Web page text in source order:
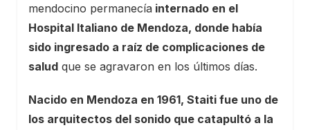
mendocino permanecía internado en el
Hospital Italiano de Mendoza, donde había
sido ingresado a raíz de complicaciones de
salud que se agravaron en los últimos días.
Nacido en Mendoza en 1961, Staiti fue uno de
los arquitectos del sonido que catapultó a la